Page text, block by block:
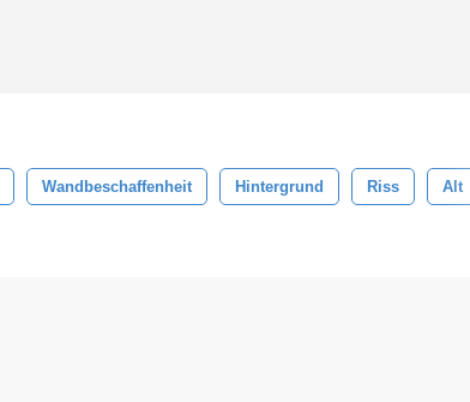
Wandbeschaffenheit Hintergrund Riss Alt